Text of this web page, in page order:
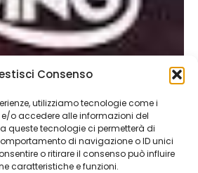
Consenso
utilizziamo tecnologie come i
o accedere alle informazioni del
queste tecnologie ci permetterà di
di navigazione o ID unici
o ritirare il consenso può influire
caratteristiche e funzioni.